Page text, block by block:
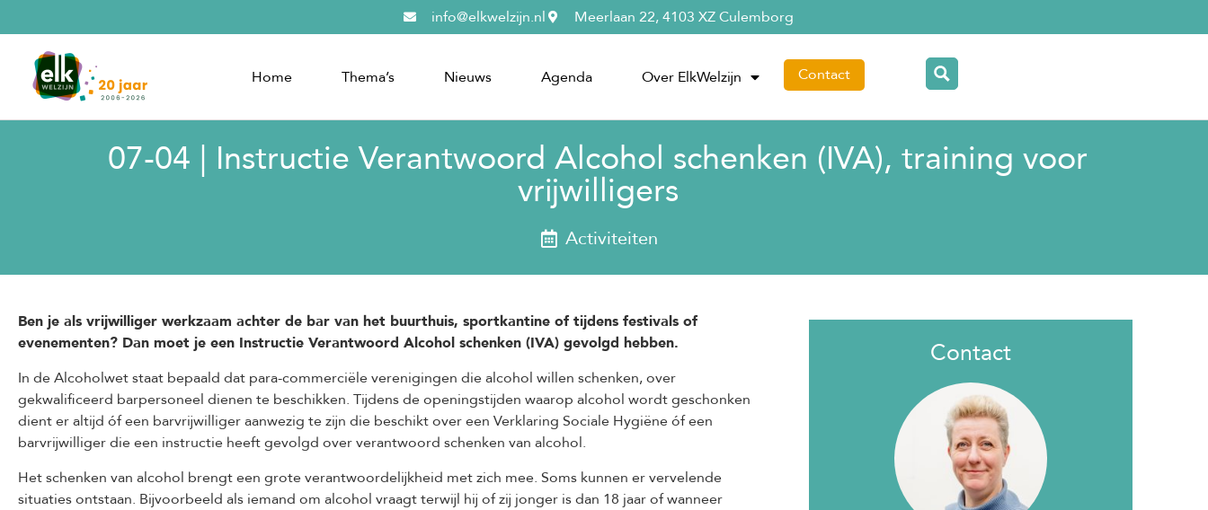
info@elkwelzijn.nl Meerlaan 22, 4103 XZ Culemborg
Home Thema’s Nieuws Agenda Over ElkWelzijn Contact
07-04 | Instructie Verantwoord Alcohol schenken (IVA), training voor
vrijwilligers
Activiteiten
Ben je als vrijwilliger werkzaam achter de bar van het buurthuis, sportkantine of tijdens festivals of
evenementen? Dan moet je een Instructie Verantwoord Alcohol schenken (IVA) gevolgd hebben.
In de Alcoholwet staat bepaald dat para-commerciële verenigingen die alcohol willen schenken, over
gekwalificeerd barpersoneel dienen te beschikken. Tijdens de openingstijden waarop alcohol wordt geschonken
dient er altijd óf een barvrijwilliger aanwezig te zijn die beschikt over een Verklaring Sociale Hygiëne óf een
barvrijwilliger die een instructie heeft gevolgd over verantwoord schenken van alcohol.
Het schenken van alcohol brengt een grote verantwoordelijkheid met zich mee. Soms kunnen er vervelende
situaties ontstaan. Bijvoorbeeld als iemand om alcohol vraagt terwijl hij of zij jonger is dan 18 jaar of wanneer
Contact